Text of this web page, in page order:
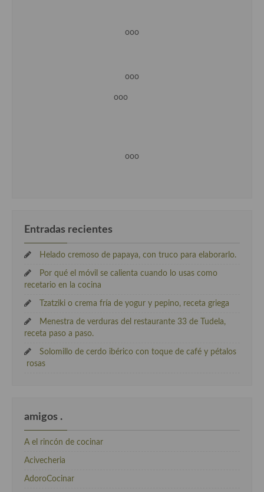
ooo
ooo
ooo
ooo
Entradas recientes
Helado cremoso de papaya, con truco para elaborarlo.
Por qué el móvil se calienta cuando lo usas como
recetario en la cocina
Tzatziki o crema fría de yogur y pepino, receta griega
Menestra de verduras del restaurante 33 de Tudela,
receta paso a paso.
Solomillo de cerdo ibérico con toque de café y pétalos
rosas
amigos .
A el rincón de cocinar
Acivecheria
AdoroCocinar